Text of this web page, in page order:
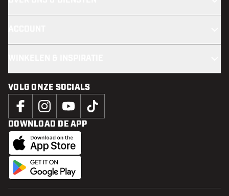
VOLG ONZE SOCIALS
DOWNLOAD DE APP